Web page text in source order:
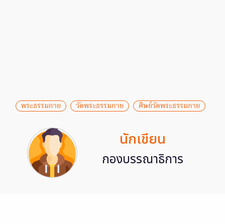
พระธรรมกาย วัดพระธรรมกาย ศิษย์วัดพระธรรมกาย
นักเขียน
กองบรรณาธิการ